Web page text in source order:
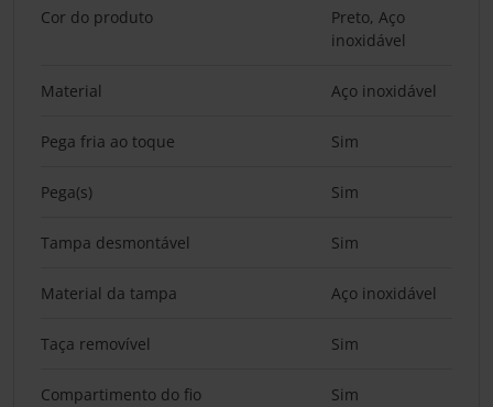
Cor do produto
Preto, Aço
inoxidável
Material Aço inoxidável
Pega fria ao toque Sim
Pega(s) Sim
Tampa desmontável Sim
Material da tampa Aço inoxidável
Taça removível Sim
Compartimento do fio Sim